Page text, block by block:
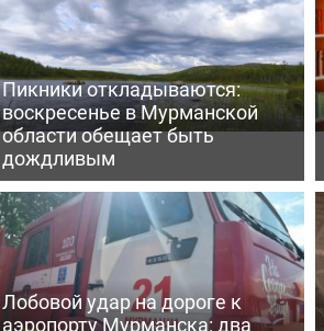
Пикники откладываются:
воскресенье в Мурманской
области обещает быть
дождливым
Лобовой удар на дороге к
аэропорту Мурманска: два